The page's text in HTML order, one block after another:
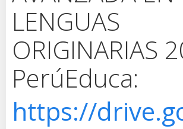
LENGUAS
ORIGINARIAS
PerúEduca:
https://